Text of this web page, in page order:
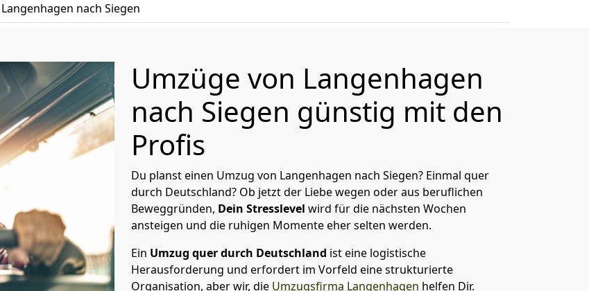
nach Siegen
Umzüge von Langenhagen
nach Siegen günstig mit den
Profis
Du planst einen Umzug von Langenhagen nach Siegen? Einmal quer
durch Deutschland? Ob jetzt der Liebe wegen oder aus beruflichen
Beweggründen, Dein Stresslevel wird für die nächsten Wochen
ansteigen und die ruhigen Momente eher selten werden.
Ein Umzug quer durch Deutschland ist eine logistische
Herausforderung und erfordert im Vorfeld eine strukturierte
Organisation, aber wir, die Umzugsfirma Langenhagen helfen Dir.